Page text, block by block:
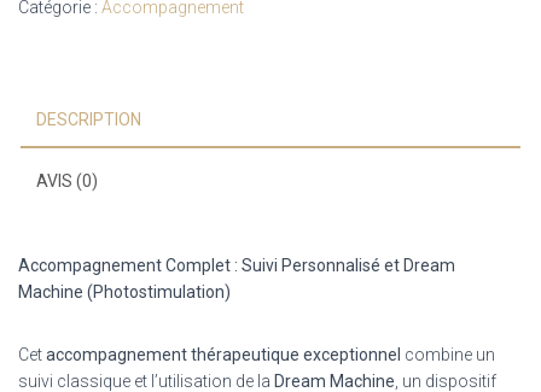
photostimulation
Catégorie : Accompagnement
DESCRIPTION
AVIS (0)
Accompagnement Complet : Suivi Personnalisé et Dream
Machine (Photostimulation)
Cetaccompagnement thérapeutique exceptionnel combine un
suivi classique et l’utilisation de la Dream Machine, un dispositif